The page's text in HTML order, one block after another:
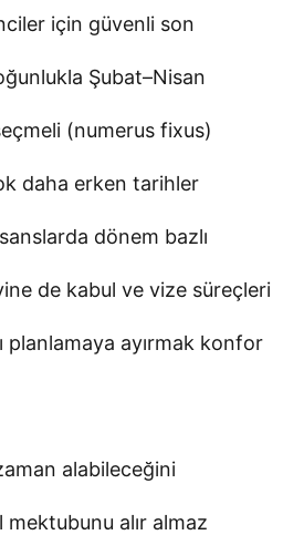
için güvenli son
Şubat–Nisan
(numerus fixus)
daha erken tarihler
dönem bazlı
de kabul ve vize süreçleri
planlamaya ayırmak konfor
alabileceğini
mektubunu alır almaz